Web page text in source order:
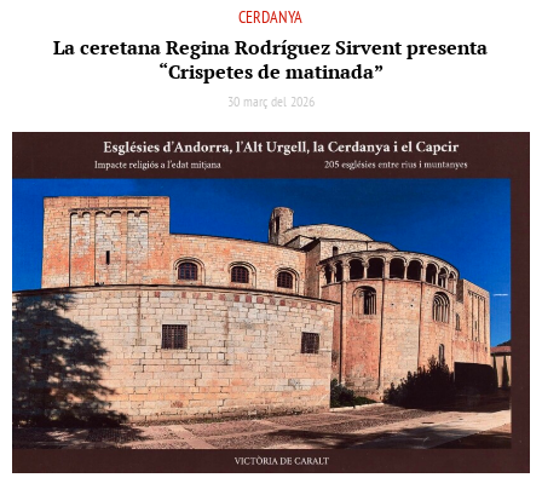
CERDANYA
La ceretana Regina Rodríguez Sirvent presenta
“Crispetes de matinada”
30 març del 2026